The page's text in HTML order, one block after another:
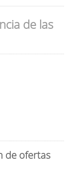
de las
de ofertas